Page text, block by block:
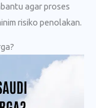
agar proses
risiko penolakan.